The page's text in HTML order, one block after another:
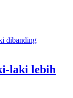
laki lebih